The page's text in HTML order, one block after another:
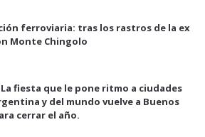
ferroviaria: tras los rastros de la ex
Monte Chingolo
La fiesta que le pone ritmo a ciudades
y del mundo vuelve a Buenos
cerrar el año.